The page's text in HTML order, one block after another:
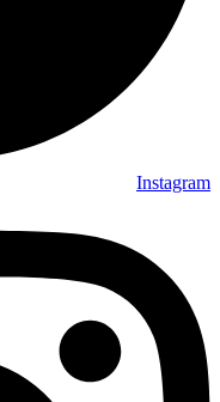
Instagram